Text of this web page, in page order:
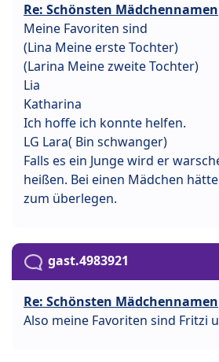
Re: Schönsten Mädchennamen
Meine Favoriten sind
(Lina Meine erste Tochter)
(Larina Meine zweite Tochter)
Lia
Katharina
Ich hoffe ich konnte helfen.
LG Lara( Bin schwanger)
Falls es ein Junge wird er
heißen. Bei einen Mädchen
zum überlegen.
gast.4983921
Re: Schönsten Mädchennamen
Also meine Favoriten sind Fritzi